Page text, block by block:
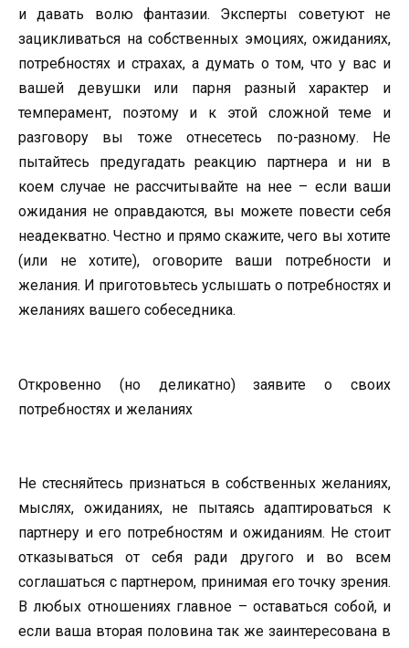
и давать волю фантазии. Эксперты советуют не
зацикливаться на собственных эмоциях, ожиданиях,
потребностях и страхах, а думать о том, что у вас и
вашей девушки или парня разный характер и
темперамент, поэтому и к этой сложной теме и
разговору вы тоже отнесетесь по-разному. Не
пытайтесь предугадать реакцию партнера и ни в
коем случае не рассчитывайте на нее – если ваши
ожидания не оправдаются, вы можете повести себя
неадекватно. Честно и прямо скажите, чего вы хотите
(или не хотите), оговорите ваши потребности и
желания. И приготовьтесь услышать о потребностях и
желаниях вашего собеседника.
Откровенно (но деликатно) заявите о своих
потребностях и желаниях
Не стесняйтесь признаться в собственных желаниях,
мыслях, ожиданиях, не пытаясь адаптироваться к
партнеру и его потребностям и ожиданиям. Не стоит
отказываться от себя ради другого и во всем
соглашаться с партнером, принимая его точку зрения.
В любых отношениях главное – оставаться собой, и
если ваша вторая половина так же заинтересована в